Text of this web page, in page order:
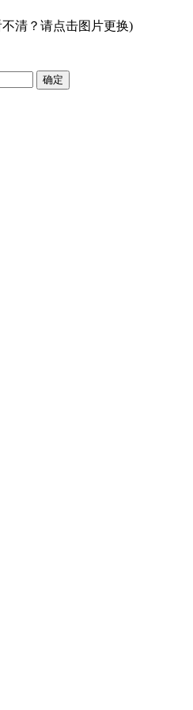
清？请点击图片更换)